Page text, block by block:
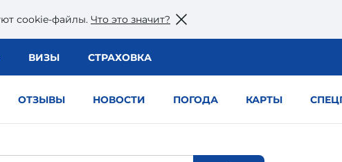
сookie-файлы. Что это значит?
ВИЗЫ СТРАХОВКА
ОТЗЫВЫ НОВОСТИ ПОГОДА КАРТЫ